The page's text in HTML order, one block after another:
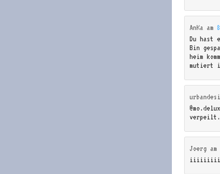
AnKa am
Du hast
Bin
heim
mutiert
Joerg am